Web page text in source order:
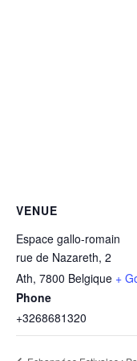
VENUE
Espace gallo-romain
rue de Nazareth, 2
Ath, 7800 Belgique +
Phone
+3268681320